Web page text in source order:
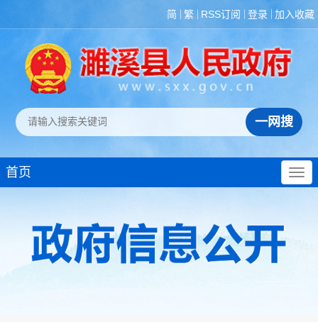
简 繁 RSS订阅 登录 加入收藏
首页